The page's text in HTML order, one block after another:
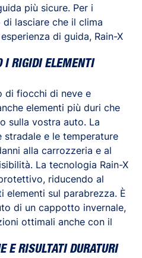
più sicure. Per i
lasciare che il clima
di guida, Rain-X
I RIGIDI ELEMENTI
di fiocchi di neve e
elementi più duri che
sulla vostra auto. La
stradale e le temperature
alla carrozzeria e al
La tecnologia Rain-X
riducendo al
elementi sul parabrezza. È
di un cappotto invernale,
ottimali anche con il
E RISULTATI DURATURI